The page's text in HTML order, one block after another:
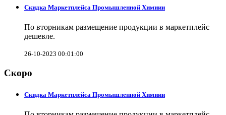
Скидка Маркетплейса Промышленной Химиии
По вторникам размещение продукции в маркетплейс
дешевле.
26-10-2023 00:01:00
Скоро
Скидка Маркетплейса Промышленной Химиии